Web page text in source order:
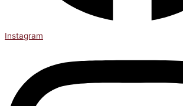
Instagram